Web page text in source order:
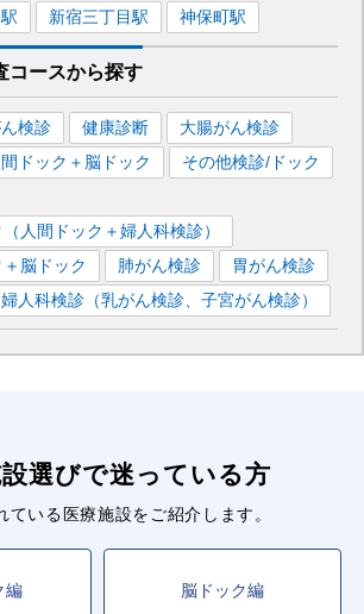
駅 新宿三丁目駅 神保町駅
コースから探す
検診 健康診断
大腸がん検診
間ドック＋脳ドック
その他検診/ドック
人間ドック＋婦人科検診）
脳ドック
肺がん検診
胃がん検診
婦人科検診（乳がん検診、子宮がん検診）
設選びで迷っている方
ている医療施設をご紹介します。
編 脳ドック編